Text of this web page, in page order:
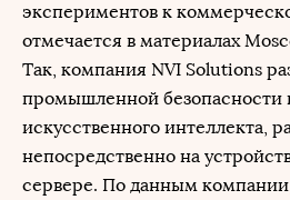
экспериментов к
отмечается в материалах
Так, компания NVI Solutions
промышленной безопасности
искусственного интеллекта,
непосредственно на
сервере. По данным